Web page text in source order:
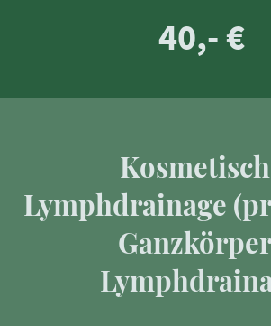
40,- €
Lymphdrainage